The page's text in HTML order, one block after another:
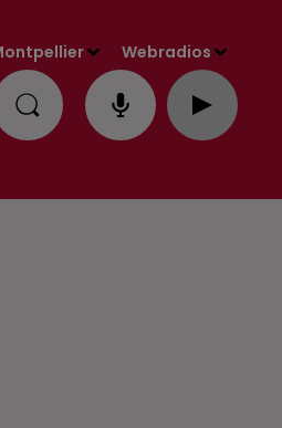
Webradios